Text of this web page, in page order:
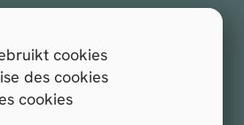
cookies
des cookies
cookies
de nieuwsbrief
Alle rechten voorbehouden.